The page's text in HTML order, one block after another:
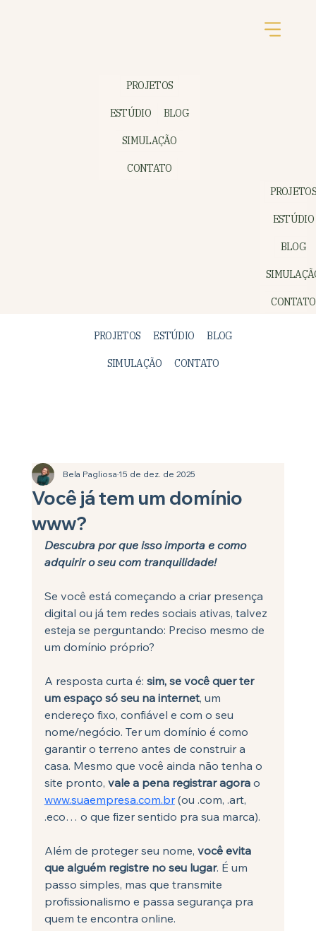
PROJETOS
ESTÚDIO BLOG
SIMULAÇÃO
CONTATO
PROJETOS ESTÚDIO BLOG
SIMULAÇÃO CONTATO
PROJETOS
ESTÚDIO
BLOG
CONTATO
Você já tem um domínio
www?
Bela Pagliosa15 de dez. de 2025
Descubra por que isso importa e como
adquirir o seu com tranquilidade!
Se você está começando a criar presença
digital ou já tem redes sociais ativas, talvez
esteja se perguntando: Preciso mesmo de
um domínio próprio?
A resposta curta é: sim, se você quer ter
um espaço só seu na internet, um
endereço fixo, confiável e com o seu
nome/negócio. Ter um domínio é como
garantir o terreno antes de construir a
casa. Mesmo que você ainda não tenha o
site pronto, vale a pena registrar agora o
www.suaempresa.com.br (ou .com, .art,
.eco… o que fizer sentido pra sua marca).
Além de proteger seu nome, você evita
que alguém registre no seu lugar. É um
passo simples, mas que transmite
profissionalismo e passa segurança pra
quem te encontra online.